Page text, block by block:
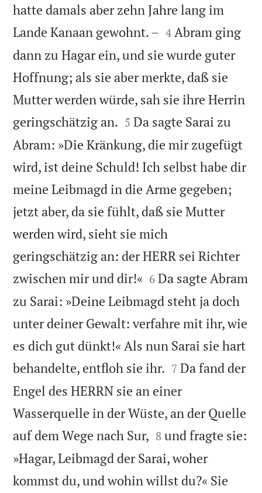
hatte damals aber zehn Jahre lang im
Lande Kanaan gewohnt. – 

4 Abram ging
dann zu Hagar ein, und sie wurde guter
Hoffnung; als sie aber merkte, daß sie
Mutter werden würde, sah sie ihre Herrin
geringschätzig an. 

5 Da sagte Sarai zu
Abram: »Die Kränkung, die mir zugefügt
wird, ist deine Schuld! Ich selbst habe dir
meine Leibmagd in die Arme gegeben;
jetzt aber, da sie fühlt, daß sie Mutter
werden wird, sieht sie mich
geringschätzig an: der HERR sei Richter
zwischen mir und dir!« 

6 Da sagte Abram
zu Sarai: »Deine Leibmagd steht ja doch
unter deiner Gewalt: verfahre mit ihr, wie
es dich gut dünkt!« Als nun Sarai sie hart
behandelte, entfloh sie ihr. 

7 Da fand der
Engel des HERRN sie an einer
Wasserquelle in der Wüste, an der Quelle
auf dem Wege nach Sur, 

8 und fragte sie:
»Hagar, Leibmagd der Sarai, woher
kommst du, und wohin willst du?« Sie